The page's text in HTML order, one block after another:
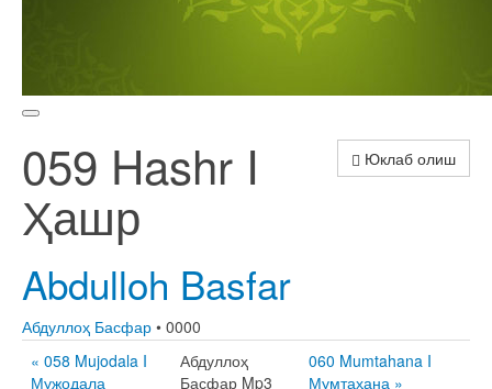
Юклаб олиш
059 Hashr I
Ҳашр
Abdulloh Basfar
Абдуллоҳ Басфар • 0000
« 058 Mujodala I
Мужодала
Абдуллоҳ
Басфар Mp3
060 Mumtahana I
Мумтаҳана »